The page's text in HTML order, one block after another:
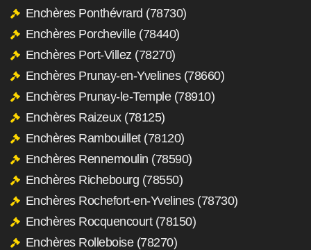
Enchères Ponthévrard (78730)
Enchères Porcheville (78440)
Enchères Port-Villez (78270)
Enchères Prunay-en-Yvelines (78660)
Enchères Prunay-le-Temple (78910)
Enchères Raizeux (78125)
Enchères Rambouillet (78120)
Enchères Rennemoulin (78590)
Enchères Richebourg (78550)
Enchères Rochefort-en-Yvelines (78730)
Enchères Rocquencourt (78150)
Enchères Rolleboise (78270)